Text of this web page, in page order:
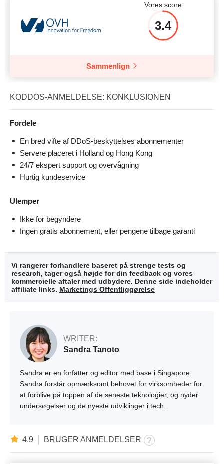
Vores score
3.4
Sammenlign
KODDOS-ANMELDELSE: KONKLUSIONEN
Fordele
En bred vifte af DDoS-beskyttelses abonnementer
Servere placeret i Holland og Hong Kong
24/7 ekspert support og overvågning
Hurtig kundeservice
Ulemper
Ikke for begyndere
Ingen gratis abonnement, eller pengene tilbage garanti
Vi rangerer forhandlere baseret på strenge tests og
research, tager også højde for din feedback og vores
kommercielle aftaler med udbydere. Denne side indeholder
affiliate links. Marketings Offentliggørelse
WRITER:
Sandra Tanoto
Sandra er en forfatter og editor med base i Singapore.
Sandra forstår opmærksomt behovet for virksomheder for
at forblive på toppen af de seneste teknologier, og nyder
undersøgelser og de nyeste udviklinger i tech.
4.9 BRUGER ANMELDELSER